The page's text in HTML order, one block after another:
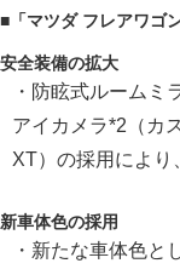
■「マツダ フレアワゴ
安全装備の拡大
・防眩式ルームミ
アイカメラ*2（カ
XT）の採用により
新車体色の採用
・新たな車体色と